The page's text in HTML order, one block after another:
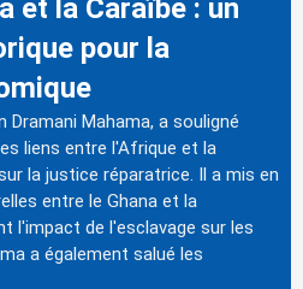
et la Caraïbe : un
pour la
Dramani Mahama, a souligné
liens entre l'Afrique et la
la justice réparatrice. Il a mis en
entre le Ghana et la
l'impact de l'esclavage sur les
a également salué les